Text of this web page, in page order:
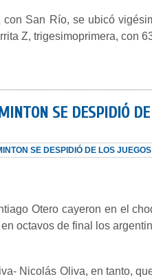
con San Río, se ubicó
Z, trigesimoprimera, con
SE DESPIDIÓ
Otero cayeron en el
octavos de final los
Nicolás Oliva, en tanto,